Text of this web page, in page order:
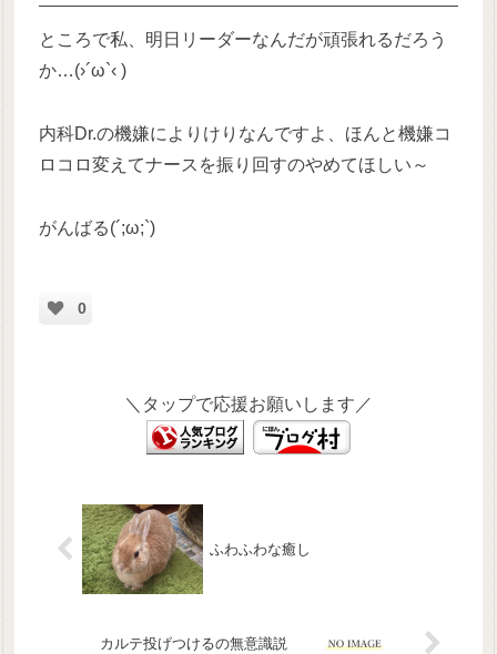
ところで私、明日リーダーなんだが頑張れるだろう
か…(›´ω`‹ )
内科Dr.の機嫌によりけりなんですよ、ほんと機嫌コ
ロコロ変えてナースを振り回すのやめてほしい～
がんばる(´;ω;`)
0
＼タップで応援お願いします／
ふわふわな癒し
カルテ投げつけるの無意識説